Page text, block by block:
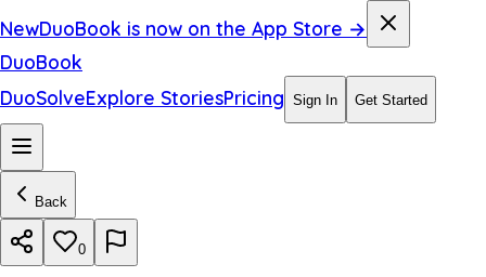
NewDuoBook is now on the App Store →
DuoBook
DuoSolveExplore StoriesPricing Sign In Get Started
Back
0